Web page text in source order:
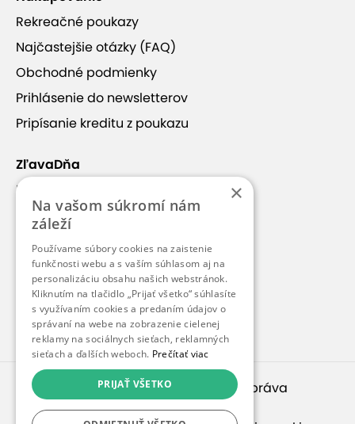
Rekreačné poukazy
Najčastejšie otázky (FAQ)
Obchodné podmienky
Prihlásenie do newsletterov
Pripísanie kreditu z poukazu
ZľavaDňa
Náš príbeh
Kontakt
Kariéra
Blog
Pre médiá
Pre partnerov
© 2010 – 2026inspirago s. r. o.
. Všetky práva
vyhradené.
×
Na vašom súkromí nám
záleží
Používame súbory cookies na zaistenie
funkčnosti webu a s vaším súhlasom aj na
personalizáciu obsahu našich webstránok.
Kliknutím na tlačidlo „Prijať všetko“ súhlasíte
s využívaním cookies a predaním údajov o
správaní na webe na zobrazenie cielenej
reklamy na sociálnych sieťach, reklamných
sieťach a ďalších weboch. Prečítať viac
PRIJAŤ VŠETKO